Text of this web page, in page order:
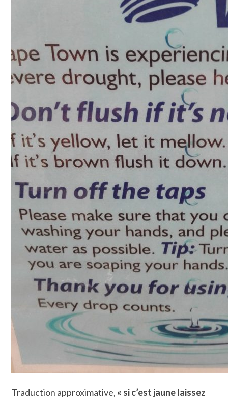
Traduction approximative, « si c’est jaune laissez